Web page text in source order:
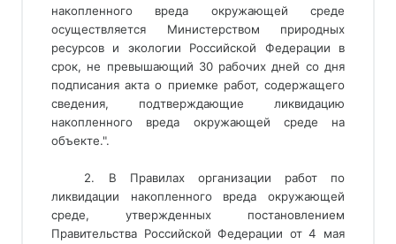
накопленного вреда окружающей среде
осуществляется Министерством природных
ресурсов и экологии Российской Федерации в
срок, не превышающий 30 рабочих дней со дня
подписания акта о приемке работ, содержащего
сведения, подтверждающие ликвидацию
накопленного вреда окружающей среде на
объекте.".
2. В Правилах организации работ по
ликвидации накопленного вреда окружающей
среде, утвержденных постановлением
Правительства Российской Федерации от 4 мая